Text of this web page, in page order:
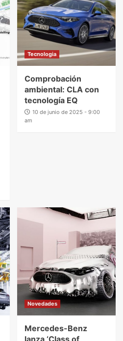
Tecnologia
Comprobación
ambiental: CLA con
tecnología EQ
10 de junio de 2025 - 9:00
am
Novedades
Mercedes-Benz
lanza ‘Class of